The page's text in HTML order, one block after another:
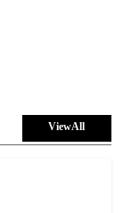
View All